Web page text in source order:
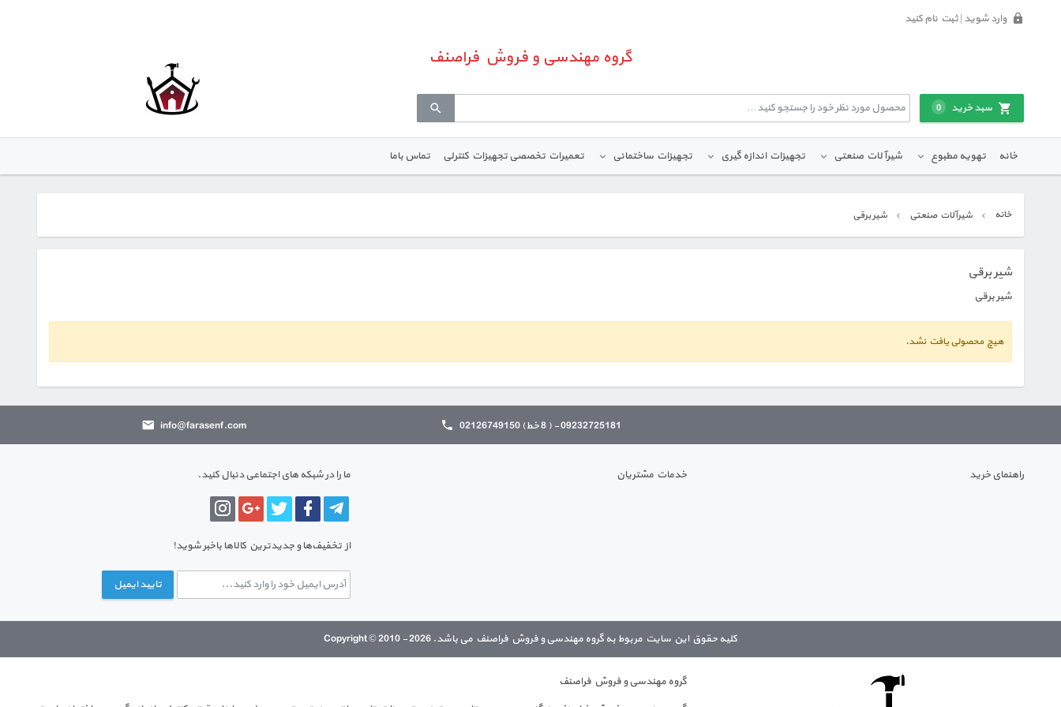
وارد شوید | ثبت نام کنید
گروه مهندسی و فروش فراصنف
سبد خرید 0
خانه تهویه مطبوع شیرآلات صنعتی تجهیزات اندازه گیری تجهیزات ساختمانی تعمیرات تخصصی تجهیزات کنترلی تماس باما
خانه شیرآلات صنعتی شیر برقی
شیر برقی
شیر برقی
هیچ محصولی یافت نشد.
09232725181 - ( 8 خط) 02126749150 info@farasenf.com
راهنمای خرید خدمات مشتریان ما را در شبکه های اجتماعی دنبال کنید.
از تخفیف‌ها و جدیدترین‌ کالاها باخبر شوید!
تایید ایمیل
کلیه حقوق این سایت مربوط به گروه مهندسی و فروش فراصنف می باشد. Copyright © 2010 - 2026
گروه مهندسی و فروش فراصنف